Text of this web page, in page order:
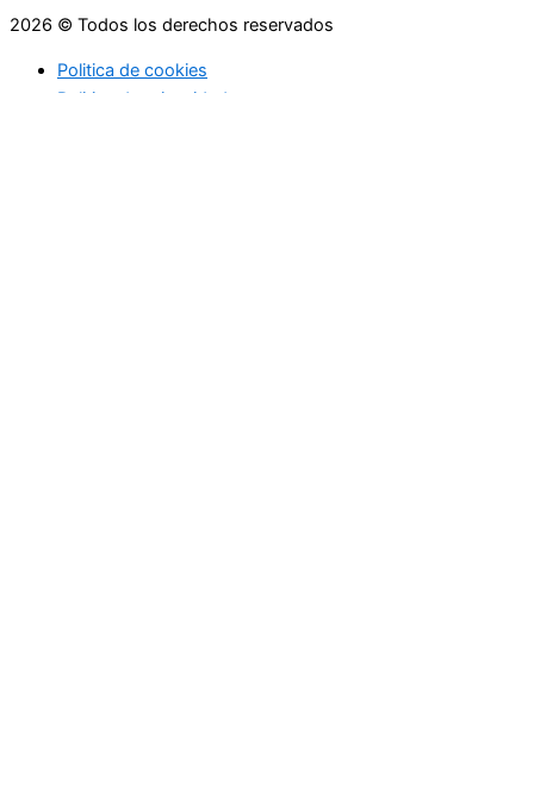
2026 © Todos los derechos reservados
Politica de cookies
Politica de privacidad